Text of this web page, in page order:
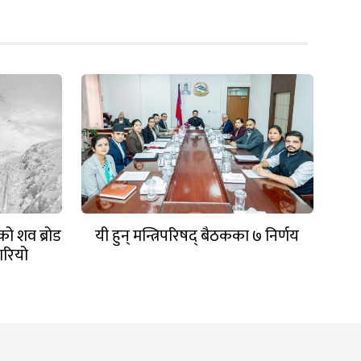
शव ब्रोड यी हुन् मन्त्रिपरिषद् बैठकका ७ निर्णय